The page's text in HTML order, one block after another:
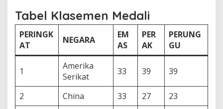
Tabel Klasemen Medali
PERINGK
AT
NEGARA
EM
AS
PER
AK
PERUNG
GU
1
Amerika
Serikat
33 39 39
2 China 33 27
23